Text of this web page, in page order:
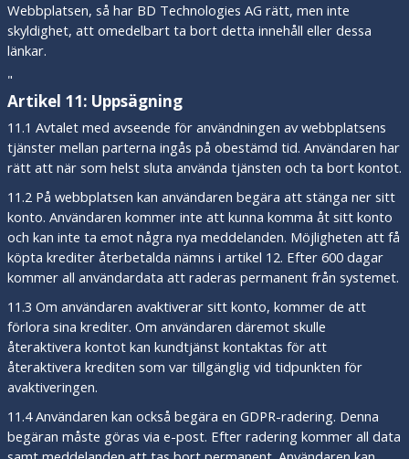
Webbplatsen, så har BD Technologies AG rätt, men inte
skyldighet, att omedelbart ta bort detta innehåll eller dessa
länkar.
"
Artikel 11: Uppsägning
11.1 Avtalet med avseende för användningen av webbplatsens
tjänster mellan parterna ingås på obestämd tid. Användaren har
rätt att när som helst sluta använda tjänsten och ta bort kontot.
11.2 På webbplatsen kan användaren begära att stänga ner sitt
konto. Användaren kommer inte att kunna komma åt sitt konto
och kan inte ta emot några nya meddelanden. Möjligheten att få
köpta krediter återbetalda nämns i artikel 12. Efter 600 dagar
kommer all användardata att raderas permanent från systemet.
11.3 Om användaren avaktiverar sitt konto, kommer de att
förlora sina krediter. Om användaren däremot skulle
återaktivera kontot kan kundtjänst kontaktas för att
återaktivera krediten som var tillgänglig vid tidpunkten för
avaktiveringen.
11.4 Användaren kan också begära en GDPR-radering. Denna
begäran måste göras via e-post. Efter radering kommer all data